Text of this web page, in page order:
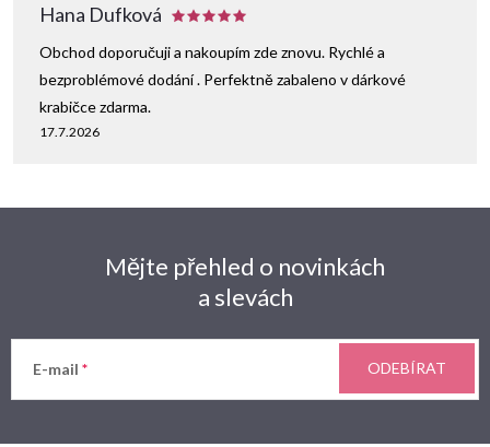
Hana Dufková
17.7.2026
Obchod doporučuji a nakoupím zde znovu. Rychlé a
bezproblémové dodání . Perfektně zabaleno v dárkové
krabičce zdarma.
Mějte přehled o novinkách
a slevách
E-mail ODEBÍRAT